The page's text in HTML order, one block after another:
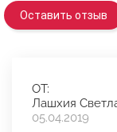
Оставить отзыв
ОТ:
Лашхия
05.04.2019